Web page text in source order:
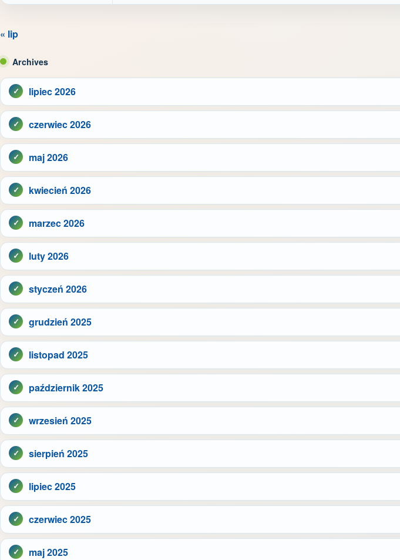
« lip
Archives
lipiec 2026
czerwiec 2026
maj 2026
kwiecień 2026
marzec 2026
luty 2026
styczeń 2026
grudzień 2025
listopad 2025
październik 2025
wrzesień 2025
sierpień 2025
lipiec 2025
czerwiec 2025
maj 2025